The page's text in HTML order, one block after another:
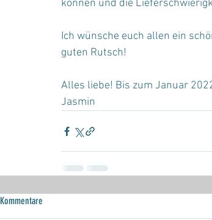
können und die
Ich wünsche euch allen ein
guten Rutsch!
Alles liebe! Bis zum Januar
Jasmin
Kommentare